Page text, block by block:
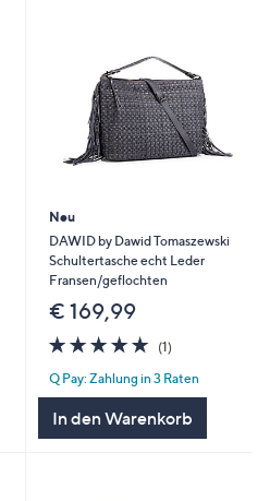
Neu
DAWID by Dawid Tomaszewski
Schultertasche echt Leder
Fransen/geflochten
€ 169,99
5.0
von
5
(1)1
Q Pay: Zahlung in 3 Raten
In den Warenkorb